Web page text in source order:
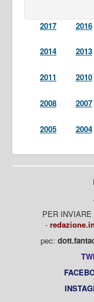
2017 2016
2014 2013
2011 2010
2008 2007
2005 2004
PER
-
pec: